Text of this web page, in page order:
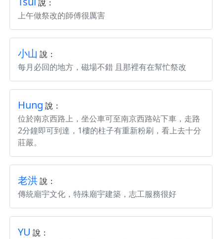
說：
上午做祭改的師傅很厲害
小山 說：
每月必回的地方，磁場不錯 且那裡有在幫忙祭改
Hung 說：
位於南京西路上，坐公車可至南京西路站下車，走路
2分鐘即可到達，1樓的柱子有重新粉刷，看上去十分
莊嚴。
老洪說：
傳統廟宇文化，特殊廟宇建築，志工服務很好
YU 說：